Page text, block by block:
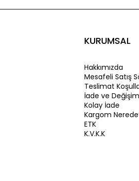
KURUMSAL
Hakkımızda
Mesafeli Satış
Teslimat
İade ve
Kolay İade
Kargom
ETK
K.V.K.K